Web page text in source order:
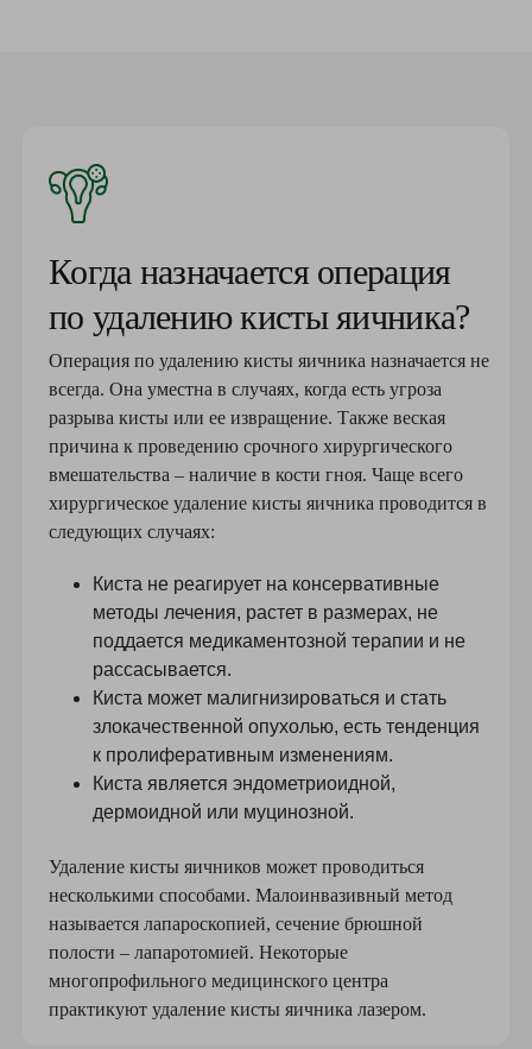
Когда назначается операция
по удалению кисты яичника?
Операция по удалению кисты яичника назначается не
всегда. Она уместна в случаях, когда есть угроза
разрыва кисты или ее извращение. Также веская
причина к проведению срочного хирургического
вмешательства – наличие в кости гноя. Чаще всего
хирургическое удаление кисты яичника проводится в
следующих случаях:
Киста не реагирует на консервативные
методы лечения, растет в размерах, не
поддается медикаментозной терапии и не
рассасывается.
Киста может малигнизироваться и стать
злокачественной опухолью, есть тенденция
к пролиферативным изменениям.
Киста является эндометриоидной,
дермоидной или муцинозной.
Удаление кисты яичников может проводиться
несколькими способами. Малоинвазивный метод
называется лапароскопией, сечение брюшной
полости – лапаротомией. Некоторые
многопрофильного медицинского центра
практикуют удаление кисты яичника лазером.